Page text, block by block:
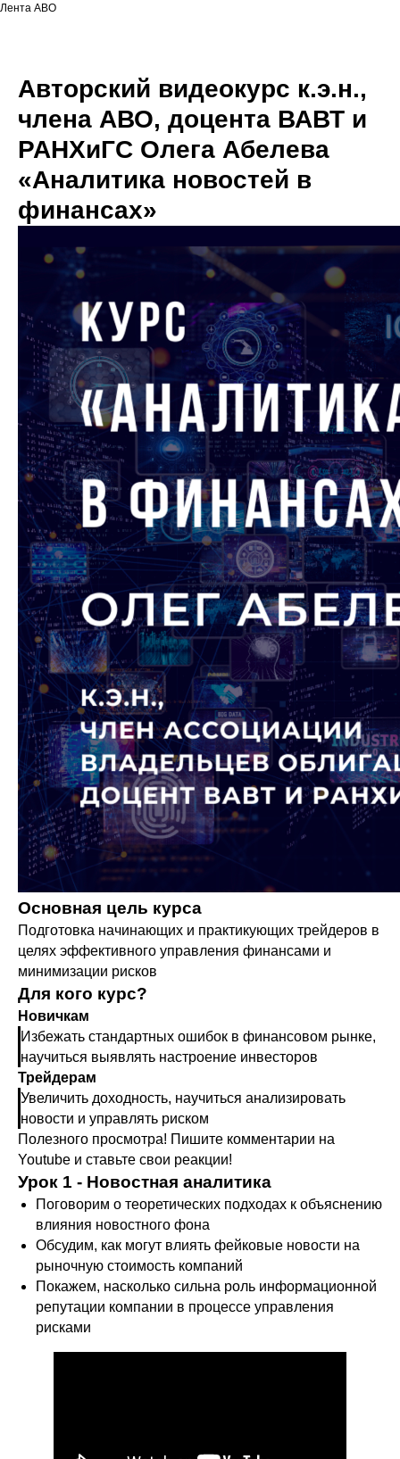
Лента АВО
Авторский видеокурс к.э.н.,
члена АВО, доцента ВАВТ и
РАНХиГС Олега Абелева
«Аналитика новостей в
финансах»
Основная цель курса
Подготовка начинающих и практикующих трейдеров в
целях эффективного управления финансами и
минимизации рисков
Для кого курс?
Новичкам
Избежать стандартных ошибок в финансовом рынке,
научиться выявлять настроение инвесторов
Трейдерам
Увеличить доходность, научиться анализировать
новости и управлять риском
Полезного просмотра! Пишите комментарии на
Youtube и ставьте свои реакции!
Урок 1 - Новостная аналитика
Поговорим о теоретических подходах к объяснению
влияния новостного фона
Обсудим, как могут влиять фейковые новости на
рыночную стоимость компаний
Покажем, насколько сильна роль информационной
репутации компании в процессе управления
рисками